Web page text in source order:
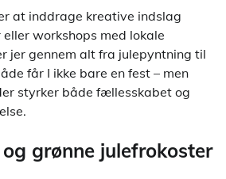
at inddrage kreative indslag
workshops med lokale
jer gennem alt fra julepyntning til
får I ikke bare en fest – men
styrker både fællesskabet og
grønne julefrokoster